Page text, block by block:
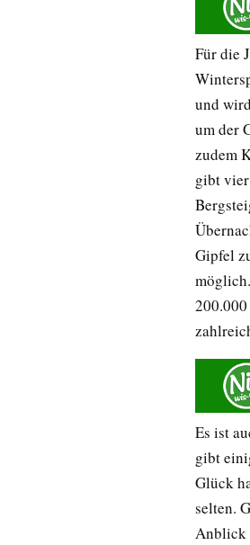
Für die
und
um der
zudem
gibt
Gipfel
Es ist
gibt
Glück
selten.
Anblick